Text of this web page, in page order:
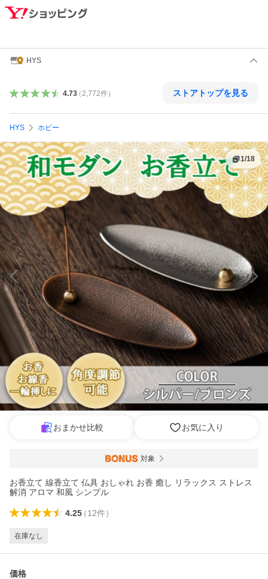
HYS
4.73（ 2,772件） ストアトップを見る
HYS ホビー
1/18
おまかせ比較 お気に入り
対象
お香立て 線香立て 仏具 おしゃれ お香 癒し リラックス ストレス
解消 アロマ 和風 シンプル
4.25（12件）
在庫なし
価格